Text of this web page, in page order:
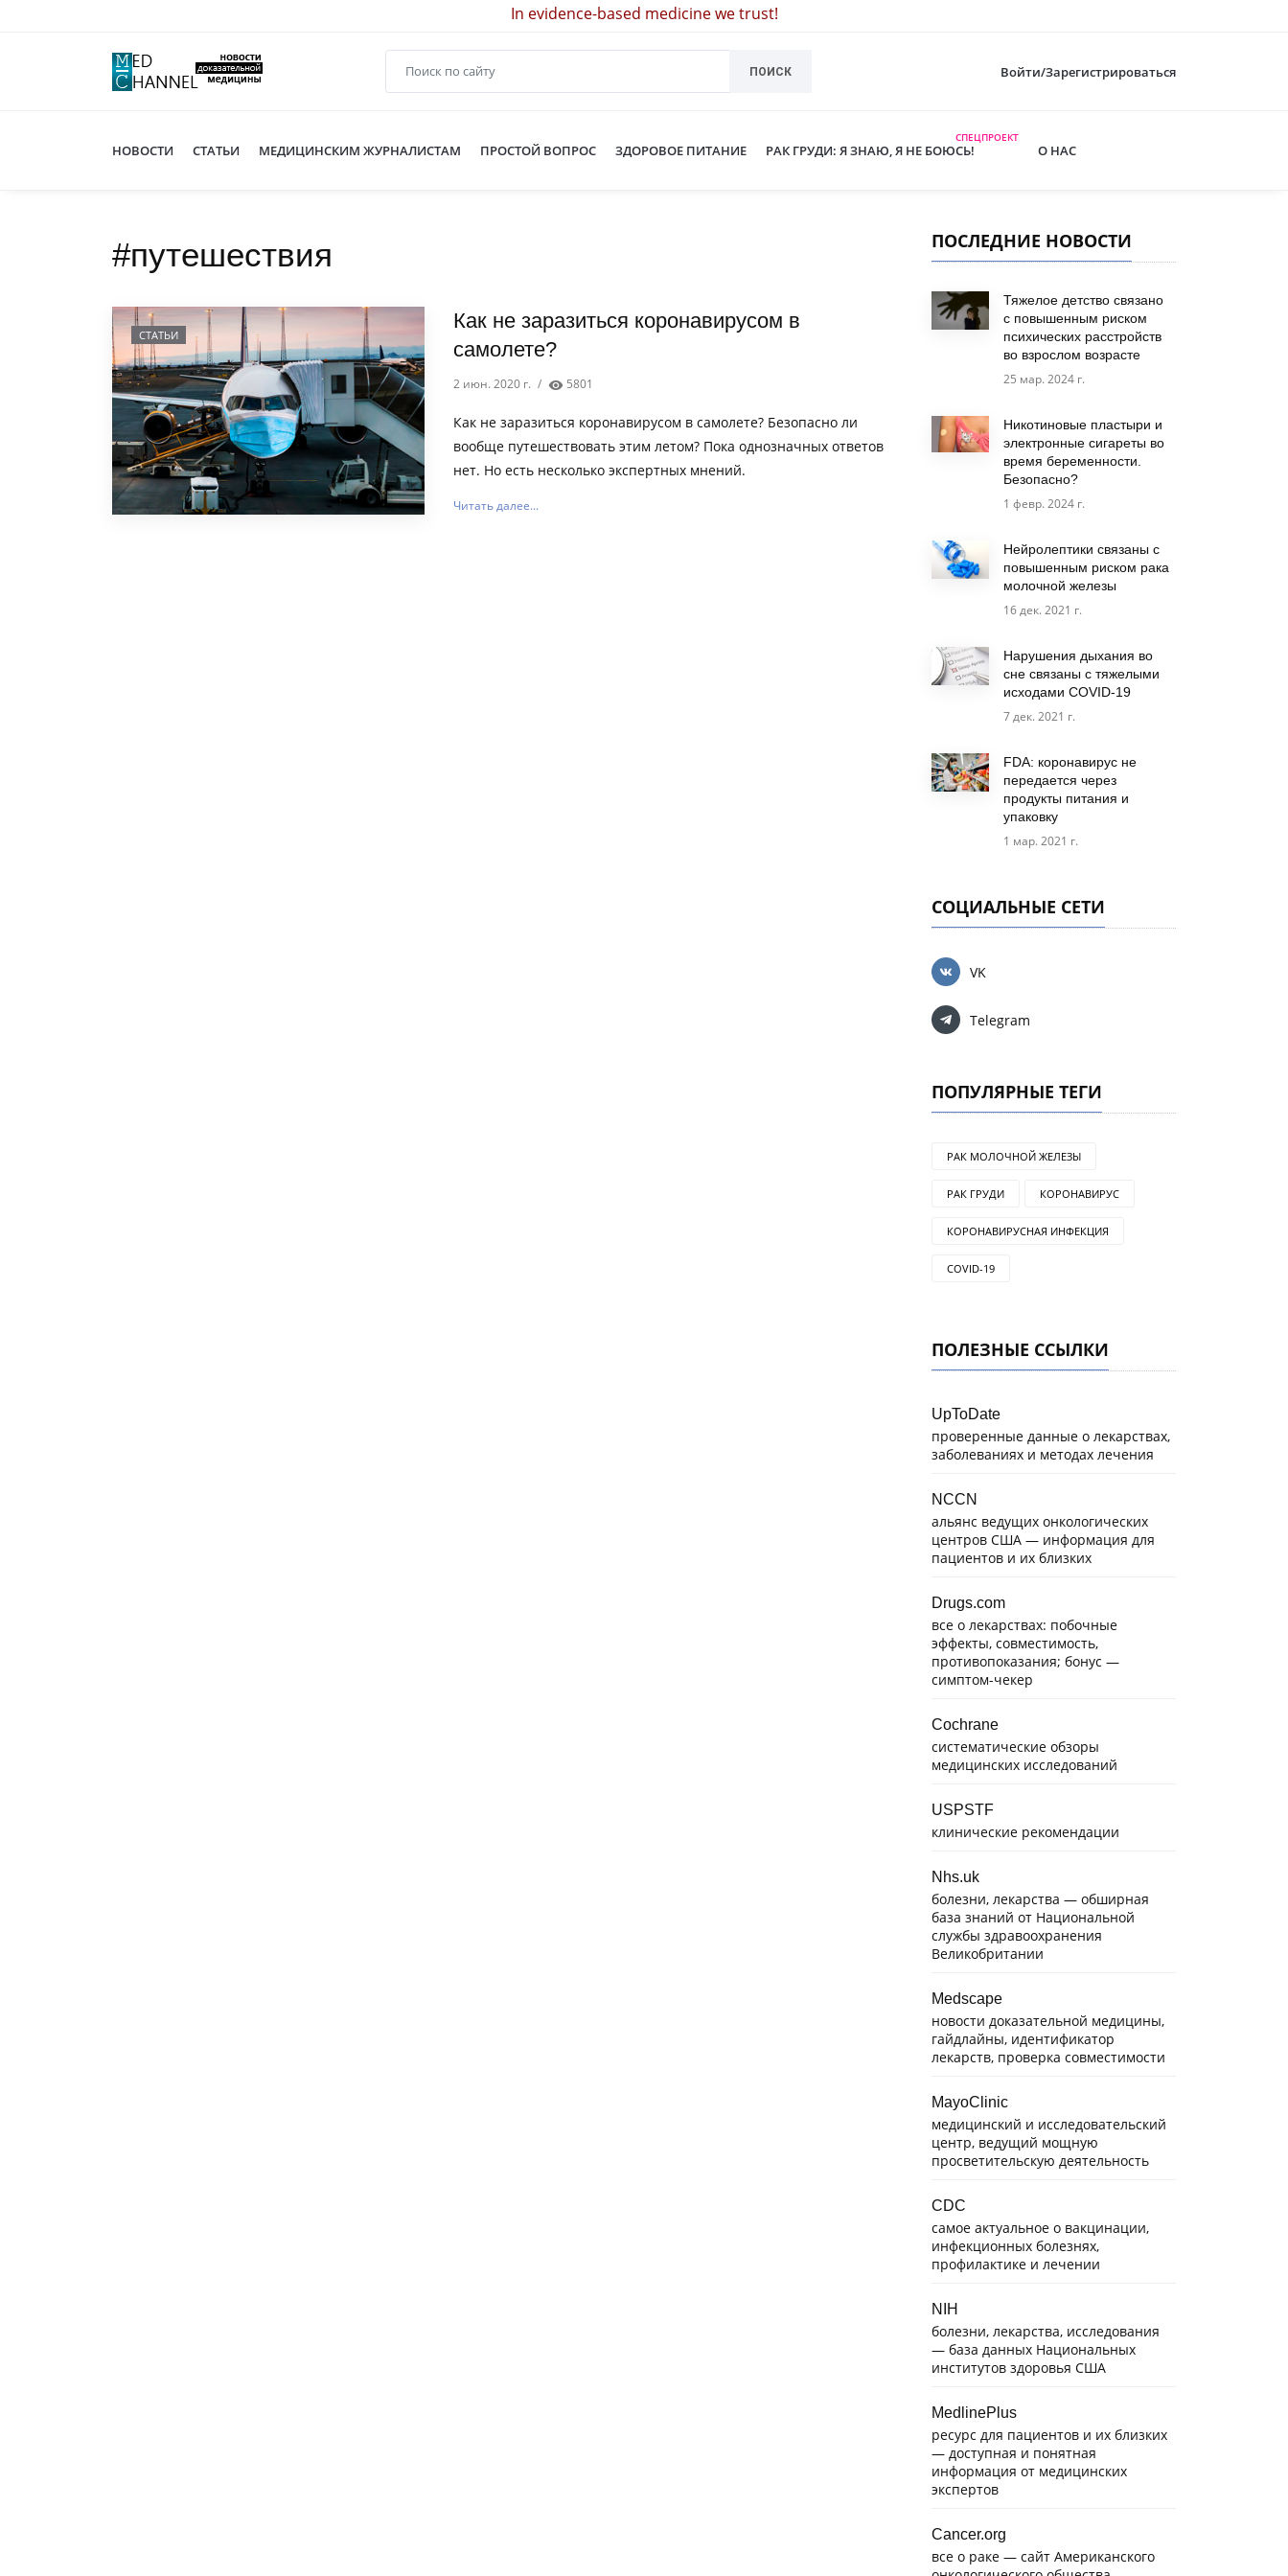
In evidence-based medicine we trust!
ПОИСК Войти/Зарегистрироваться
НОВОСТИ СТАТЬИ МЕДИЦИНСКИМ ЖУРНАЛИСТАМ ПРОСТОЙ ВОПРОС ЗДОРОВОЕ ПИТАНИЕ РАК ГРУДИ: Я ЗНАЮ, Я НЕ БОЮСЬ!
СПЕЦПРОЕКТ
О НАС
#путешествия
СТАТЬИ
Как не заразиться коронавирусом в
самолете?
2 июн. 2020 г. / 5801
Как не заразиться коронавирусом в самолете? Безопасно ли
вообще путешествовать этим летом? Пока однозначных ответов
нет. Но есть несколько экспертных мнений.
Читать далее...
ПОСЛЕДНИЕ НОВОСТИ
Тяжелое детство связано
с повышенным риском
психических расстройств
во взрослом возрасте
25 мар. 2024 г.
Никотиновые пластыри и
электронные сигареты во
время беременности.
Безопасно?
1 февр. 2024 г.
Нейролептики связаны с
повышенным риском рака
молочной железы
16 дек. 2021 г.
Нарушения дыхания во
сне связаны с тяжелыми
исходами COVID-19
7 дек. 2021 г.
FDA: коронавирус не
передается через
продукты питания и
упаковку
1 мар. 2021 г.
СОЦИАЛЬНЫЕ СЕТИ
VK
Telegram
ПОПУЛЯРНЫЕ ТЕГИ
РАК МОЛОЧНОЙ ЖЕЛЕЗЫ
РАК ГРУДИ КОРОНАВИРУС
КОРОНАВИРУСНАЯ ИНФЕКЦИЯ
COVID-19
ПОЛЕЗНЫЕ ССЫЛКИ
UpToDate
проверенные данные о лекарствах,
заболеваниях и методах лечения
NCCN
альянс ведущих онкологических
центров США — информация для
пациентов и их близких
Drugs.com
все о лекарствах: побочные
эффекты, совместимость,
противопоказания; бонус —
симптом-чекер
Cochrane
систематические обзоры
медицинских исследований
USPSTF
клинические рекомендации
Nhs.uk
болезни, лекарства — обширная
база знаний от Национальной
службы здравоохранения
Великобритании
Medscape
новости доказательной медицины,
гайдлайны, идентификатор
лекарств, проверка совместимости
MayoClinic
медицинский и исследовательский
центр, ведущий мощную
просветительскую деятельность
CDC
самое актуальное о вакцинации,
инфекционных болезнях,
профилактике и лечении
NIH
болезни, лекарства, исследования
— база данных Национальных
институтов здоровья США
MedlinePlus
ресурс для пациентов и их близких
— доступная и понятная
информация от медицинских
экспертов
Cancer.org
все о раке — сайт Американского